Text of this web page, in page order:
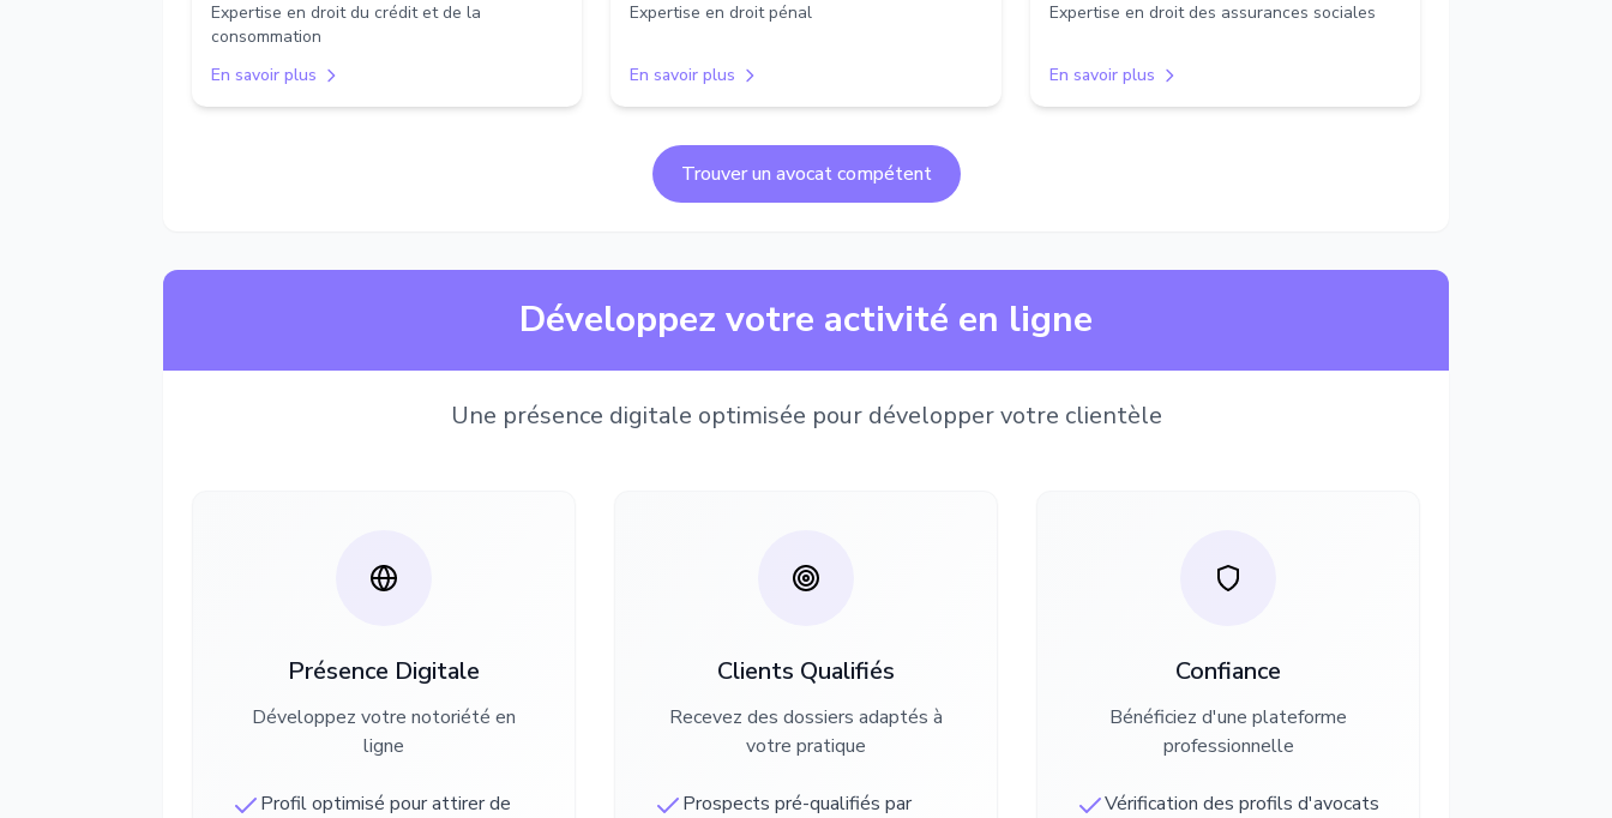
Expertise en droit du crédit et de la
consommation
En savoir plus
Expertise en droit pénal
En savoir plus
Expertise en droit des assurances sociales
En savoir plus
Trouver un avocat compétent
Développez votre activité en ligne
Une présence digitale optimisée pour développer votre clientèle
Présence Digitale
Développez votre notoriété en
ligne
Profil optimisé pour attirer de
Clients Qualifiés
Recevez des dossiers adaptés à
votre pratique
Prospects pré-qualifiés par
Confiance
Bénéficiez d'une plateforme
professionnelle
Vérification des profils d'avocats